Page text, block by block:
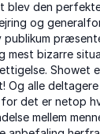
blev den
og
publikum
mest bizarre
Showet
Og alle
det er netop
mellem